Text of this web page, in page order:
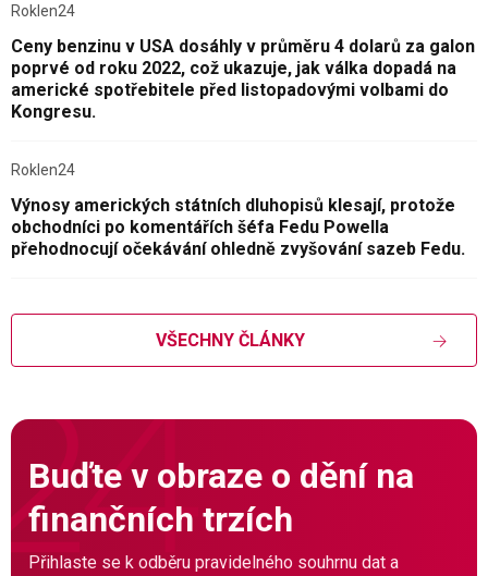
Roklen24
Ceny benzinu v USA dosáhly v průměru 4 dolarů za galon
poprvé od roku 2022, což ukazuje, jak válka dopadá na
americké spotřebitele před listopadovými volbami do
Kongresu.
Roklen24
Výnosy amerických státních dluhopisů klesají, protože
obchodníci po komentářích šéfa Fedu Powella
přehodnocují očekávání ohledně zvyšování sazeb Fedu.
VŠECHNY ČLÁNKY
Buďte v obraze o dění na
finančních trzích
Přihlaste se k odběru pravidelného souhrnu dat a